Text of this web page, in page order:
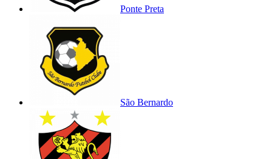
Ponte Preta
São Bernardo